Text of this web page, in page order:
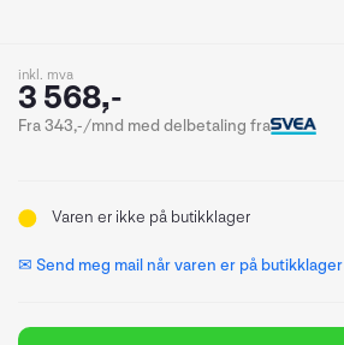
inkl. mva
3 568,-
Fra 343,-/mnd med delbetaling fra
Varen er ikke på butikklager
✉ Send meg mail når varen er på butikklager